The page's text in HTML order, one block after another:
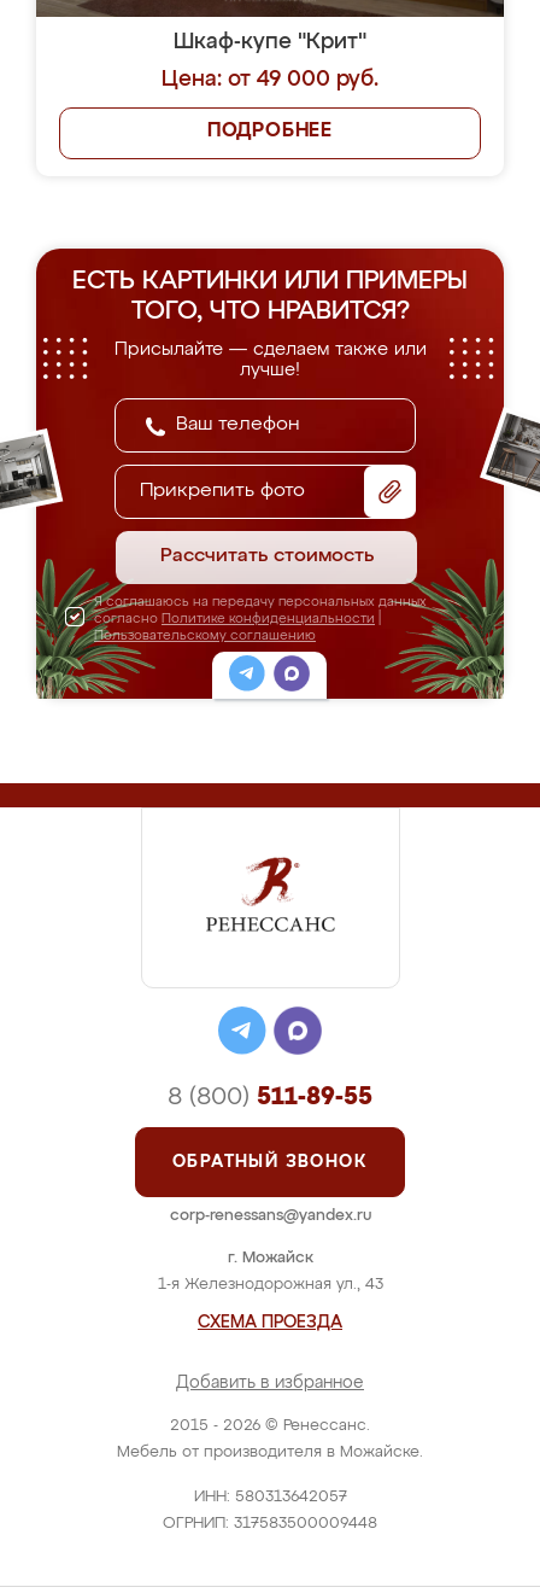
Шкаф-купе "Крит"
Цена: от 49 000 руб.
ПОДРОБНЕЕ
ЕСТЬ КАРТИНКИ ИЛИ ПРИМЕРЫ
ТОГО, ЧТО НРАВИТСЯ?
Присылайте — сделаем также или
лучше!
Прикрепить фото
Рассчитать стоимость
Я соглашаюсь на передачу персональных данных
согласно Политике конфиденциальности
Пользовательскому соглашению
2015 - 2026 © Ренессанс.
Мебель от производителя в Можайске.
ИНН: 580313642057
ОГРНИП: 317583500009448
г. Можайск
1-я Железнодорожная ул., 43
СХЕМА ПРОЕЗДА
Добавить в избранное
8 (800) 511-89-55
ОБРАТНЫЙ ЗВОНОК
corp-renessans@yandex.ru